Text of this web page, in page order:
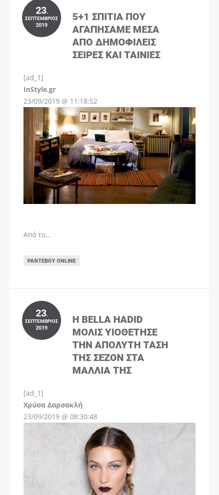
23.
ΣΕΠΤΈΜΒΡΙΟΣ
2019
5+1 ΣΠΊΤΙΑ ΠΟΥ
ΑΓΑΠΉΣΑΜΕ ΜΈΣΑ
ΑΠΌ ΔΗΜΟΦΙΛΕΊΣ
ΣΕΙΡΈΣ ΚΑΙ ΤΑΙΝΊΕΣ
[ad_1]
InStyle.gr
23/09/2019 @ 11:18:52
Από το…
ΡΑΝΤΕΒΟΎ ONLINE
23.
ΣΕΠΤΈΜΒΡΙΟΣ
2019
Η BELLA HADID
ΜΌΛΙΣ ΥΙΟΘΈΤΗΣΕ
ΤΗΝ ΑΠΌΛΥΤΗ ΤΆΣΗ
ΤΗΣ ΣΕΖΌΝ ΣΤΑ
ΜΑΛΛΙΆ ΤΗΣ
[ad_1]
Χρύσα Δαρσακλή
23/09/2019 @ 08:30:48